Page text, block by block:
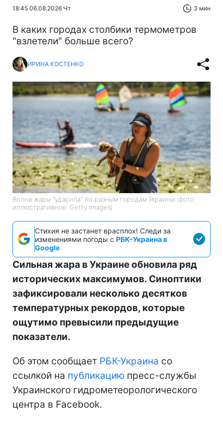
18:45 06.08.2026 Чт 3 мин
В каких городах столбики термометров
"взлетели" больше всего?
ИРИНА КОСТЕНКО
Волна жары "ударила" по разным городам Украины (фото
иллюстративное: Getty Images)
Стихия не застанет врасплох! Следи за
изменениями погоды с РБК-Украина в
Google
Сильная жара в Украине обновила ряд
исторических максимумов. Синоптики
зафиксировали несколько десятков
температурных рекордов, которые
ощутимо превысили предыдущие
показатели.
Об этом сообщает РБК-Украина со
ссылкой на публикацию пресс-службы
Украинского гидрометеорологического
центра в Facebook.